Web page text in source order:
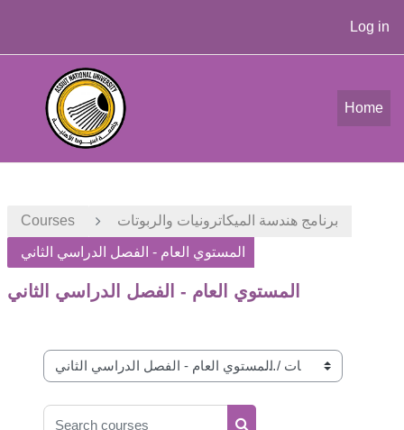
Log in
Home
Courses برنامج هندسة الميكاترونيات والربوتات
المستوي العام - الفصل الدراسي الثاني
المستوي العام - الفصل الدراسي الثاني
Course categories
Search courses